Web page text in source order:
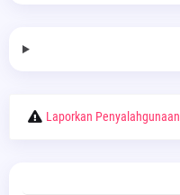
Laporkan Penyalahgunaan